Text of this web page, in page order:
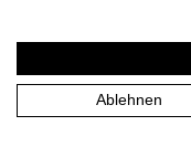
Ablehnen